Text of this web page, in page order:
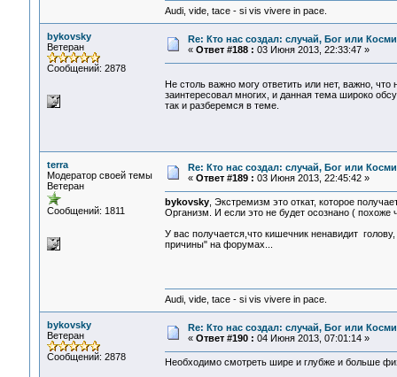
Audi, vide, tace - si vis vivere in pace.
bykovsky
Ветеран
Сообщений: 2878
Re: Кто нас создал: случай, Бог или
« Ответ #188 : 03 Июня 2013, 22:33:47 »
Не столь важно могу ответить или нет, важно,
заинтересовал многих, и данная тема широко
так и разберемся в теме.
terra
Модератор своей темы
Ветеран
Сообщений: 1811
Re: Кто нас создал: случай, Бог или
« Ответ #189 : 03 Июня 2013, 22:45:42 »
bykovsky, Экстремизм это откат, которое
Организм. И если это не будет осознано ( похоже
У вас получается,что кишечник ненавидит
причины" на форумах...
Audi, vide, tace - si vis vivere in pace.
bykovsky
Ветеран
Сообщений: 2878
Re: Кто нас создал: случай, Бог или
« Ответ #190 : 04 Июня 2013, 07:01:14 »
Необходимо смотреть шире и глубже и больше